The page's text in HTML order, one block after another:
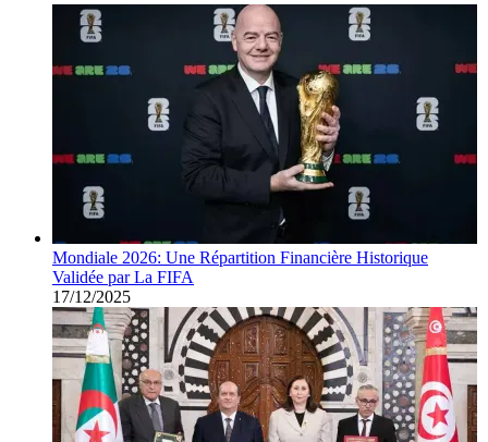
Mondiale 2026: Une Répartition Financière Historique
Validée par La FIFA
17/12/2025